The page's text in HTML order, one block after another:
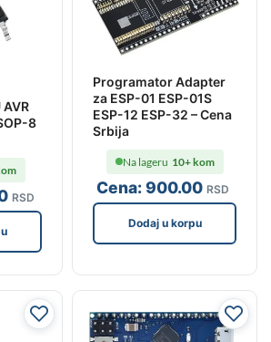
8
RSD
Programator Adapter
za ESP-01 ESP-01S
ESP-12 ESP-32 – Cena
Srbija
Cena:900.00 RSD
Na lageru 10+ kom
Dodaj u korpu